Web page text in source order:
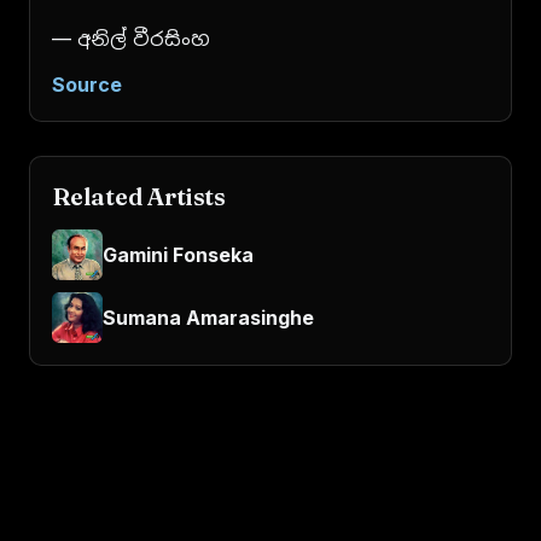
— අනිල් වීරසිංහ
Source
Related Artists
Gamini Fonseka
Sumana Amarasinghe